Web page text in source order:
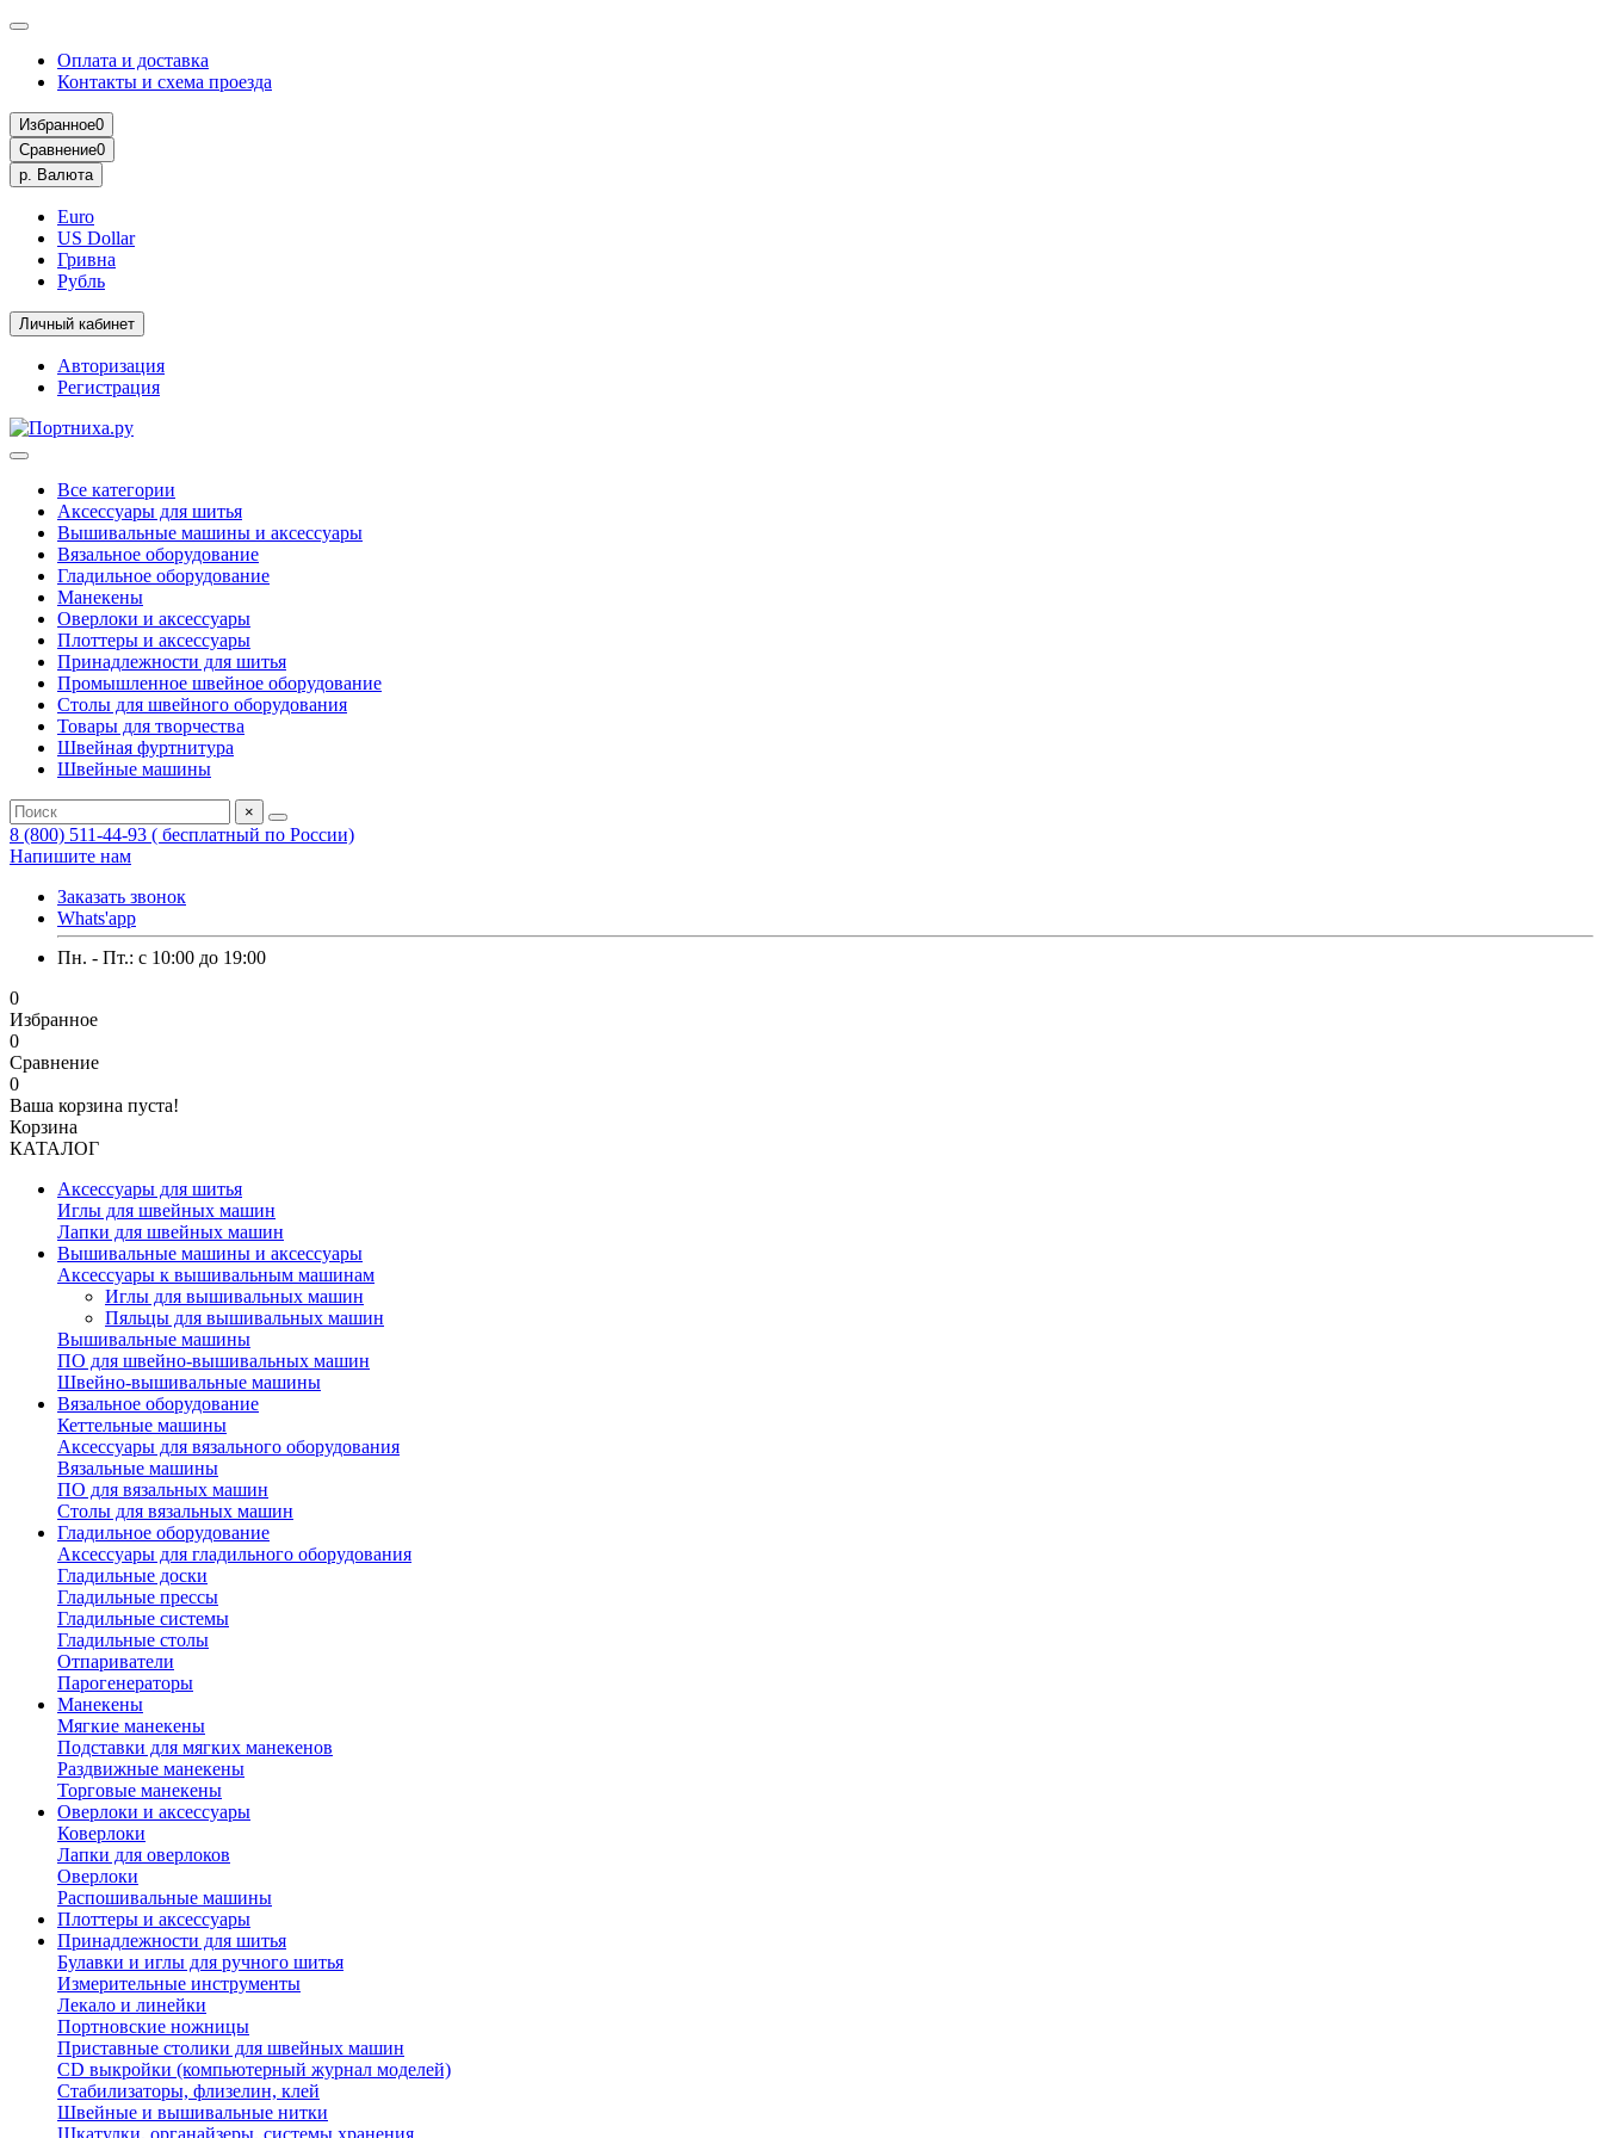
Оплата и доставка
Контакты и схема проезда
Избранное0
Сравнение0
р. Валюта
Euro
US Dollar
Гривна
Рубль
Личный кабинет
Авторизация
Регистрация
Все категории
Аксессуары для шитья
Вышивальные машины и аксессуары
Вязальное оборудование
Гладильное оборудование
Манекены
Оверлоки и аксессуары
Плоттеры и аксессуары
Принадлежности для шитья
Промышленное швейное оборудование
Столы для швейного оборудования
Товары для творчества
Швейная фуртнитура
Швейные машины
×
8 (800) 511-44-93 ( бесплатный по России)
Напишите нам
Заказать звонок
Whats'app
Пн. - Пт.: c 10:00 до 19:00
0
Избранное
0
Сравнение
0
Ваша корзина пуста!
Корзина
КАТАЛОГ
Аксессуары для шитья
Иглы для швейных машин
Лапки для швейных машин
Вышивальные машины и аксессуары
Аксессуары к вышивальным машинам
Иглы для вышивальных машин
Пяльцы для вышивальных машин
Вышивальные машины
ПО для швейно-вышивальных машин
Швейно-вышивальные машины
Вязальное оборудование
Кеттельные машины
Аксессуары для вязального оборудования
Вязальные машины
ПО для вязальных машин
Столы для вязальных машин
Гладильное оборудование
Аксессуары для гладильного оборудования
Гладильные доски
Гладильные прессы
Гладильные системы
Гладильные столы
Отпариватели
Парогенераторы
Манекены
Мягкие манекены
Подставки для мягких манекенов
Раздвижные манекены
Торговые манекены
Оверлоки и аксессуары
Коверлоки
Лапки для оверлоков
Оверлоки
Распошивальные машины
Плоттеры и аксессуары
Принадлежности для шитья
Булавки и иглы для ручного шитья
Измерительные инструменты
Лекало и линейки
Портновские ножницы
Приставные столики для швейных машин
СD выкройки (компьютерный журнал моделей)
Стабилизаторы, флизелин, клей
Швейные и вышивальные нитки
Шкатулки, органайзеры, системы хранения